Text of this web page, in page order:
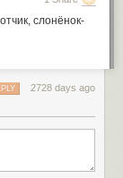
слонёнок-
2728 days ago